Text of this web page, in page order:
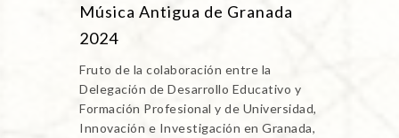
Música Antigua de Granada
2024
Fruto de la colaboración entre la
Delegación de Desarrollo Educativo y
Formación Profesional y de Universidad,
Innovación e Investigación en Granada,